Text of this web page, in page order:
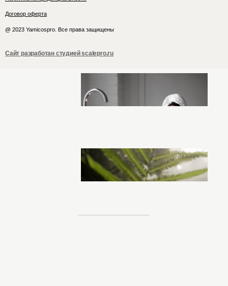
Договор оферта
@ 2023 Yamicospro. Все права защищены
Сайт разработан студией scalepro.ru